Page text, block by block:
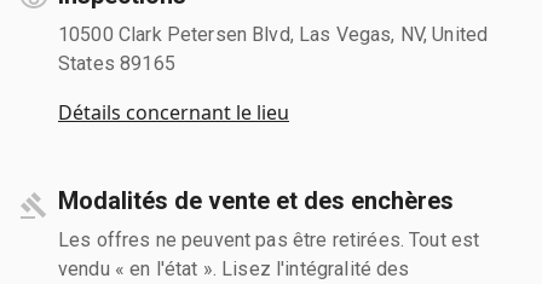
10500 Clark Petersen Blvd, Las Vegas, NV, United
States 89165
Détails concernant le lieu
Modalités de vente et des enchères
Les offres ne peuvent pas être retirées. Tout est
vendu « en l'état ». Lisez l'intégralité des